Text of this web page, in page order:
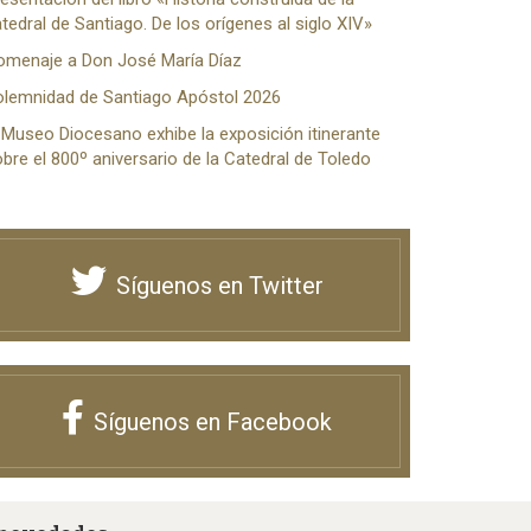
de Santiago. De los orígenes al siglo XIV»
a Don José María Díaz
de Santiago Apóstol 2026
Museo Diocesano exhibe la exposición itinerante
el 800º aniversario de la Catedral de Toledo
Síguenos en Twitter
Síguenos en Facebook